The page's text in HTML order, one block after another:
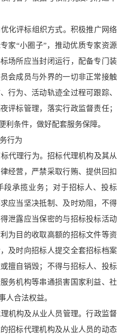
评标组织方式。积极推广网络
家“小圈子”，推动优质专家资源
场所应当封闭运行，配备专门装
会成员与外界的一切非正常接触
行为、活动轨迹全过程可跟踪、
评标管理，落实行政监督责任；
利条件，做好配套服务保障。
行为
理行为。招标代理机构及其从
经营，严禁采取行贿、提供回扣
段承揽业务；对于招标人、投标
应当坚决抵制、及时劝阻，不得
泄露应当保密的与招标投标活动
为目的收取高额的招标文件等资
及时向招标人提交全套招标档案
擅自销毁；不得与招标人、投标
务机构等串通损害国家利益、社
人合法权益。
构及从业人员管理。行政监督
招标代理机构及从业人员的动态